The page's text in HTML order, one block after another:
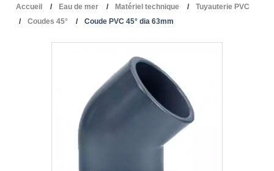
Accueil Eau de mer Matériel technique
Tuyauterie PVC
Coudes 45°
Coude PVC 45° dia 63mm